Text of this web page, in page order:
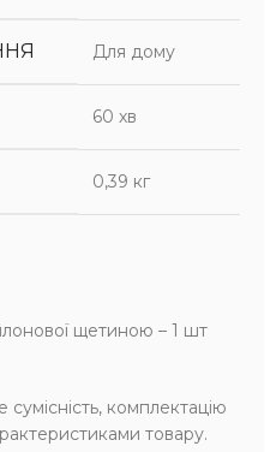
Для дому
60 хв
0,39 кг
щетиною – 1 шт
комплектацію
товару.